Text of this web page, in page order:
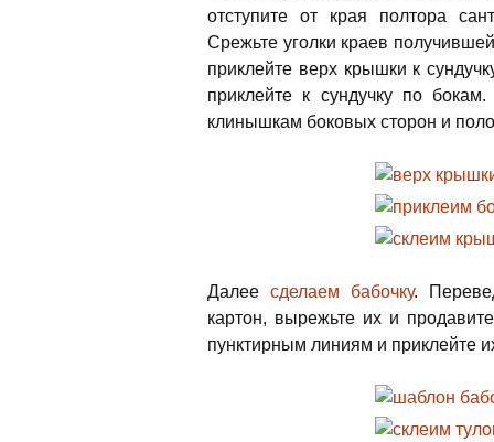
отступите от края полтора
Срежьте уголки краев
приклейте верх крышки к
приклейте к сундучку по
клинышкам боковых сторон и
Далее сделаем бабочку.
картон, вырежьте их и
пунктирным линиям и приклейте